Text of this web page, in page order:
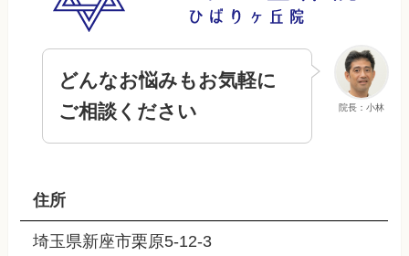
院長：小林
どんなお悩みもお気軽に
ご相談ください
住所
埼玉県新座市栗原5-12-3